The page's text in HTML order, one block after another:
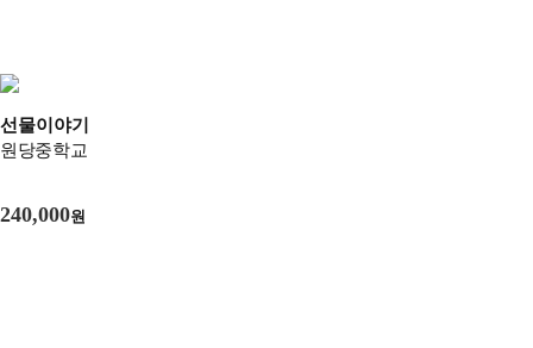
선물이야기
원당중학교
240,000원